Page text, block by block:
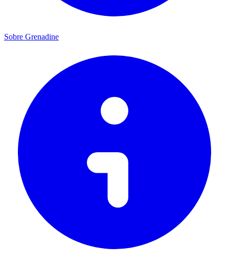
Sobre Grenadine